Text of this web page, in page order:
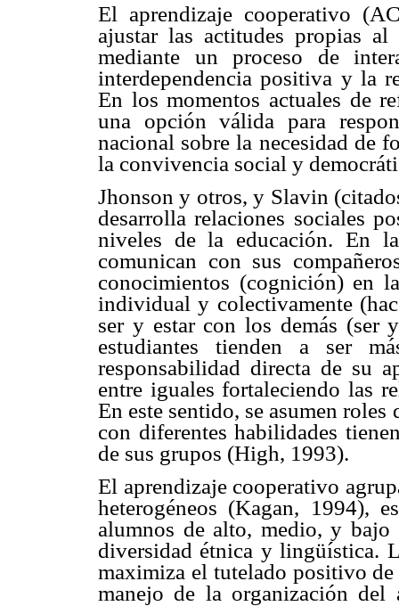
El aprendizaje cooperativo
ajustar las actitudes propias
mediante un proceso de
interdependencia positiva y la
En los momentos actuales de
una opción válida para
nacional sobre la necesidad de
la convivencia social y
Jhonson y otros, y Slavin
desarrolla relaciones sociales
niveles de la educación. En
comunican con sus
conocimientos (cognición) en
individual y colectivamente
ser y estar con los demás (ser
estudiantes tienden a ser
responsabilidad directa de su
entre iguales fortaleciendo las
En este sentido, se asumen
con diferentes habilidades
de sus grupos (High, 1993).
El aprendizaje cooperativo
heterogéneos (Kagan, 1994),
alumnos de alto, medio, y bajo
diversidad étnica y lingüística.
maximiza el tutelado positivo
manejo de la organización del